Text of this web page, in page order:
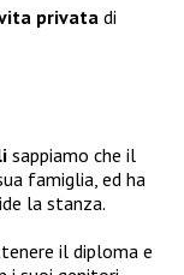
privatadi
sappiamo che il
famiglia, ed ha
la stanza.
il diploma e